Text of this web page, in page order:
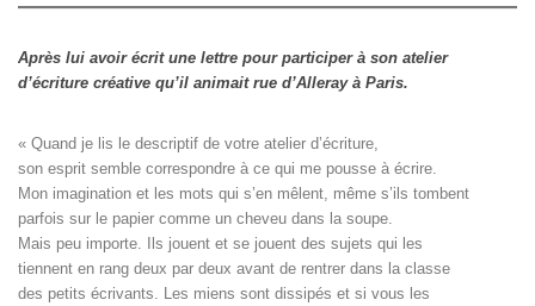
Après lui avoir écrit une lettre pour participer à son atelier
d’écriture créative qu’il animait rue d’Alleray à Paris.
« Quand je lis le descriptif de votre atelier d’écriture,
son esprit semble correspondre à ce qui me pousse à écrire.
Mon imagination et les mots qui s’en mêlent, même s’ils tombent
parfois sur le papier comme un cheveu dans la soupe.
Mais peu importe. Ils jouent et se jouent des sujets qui les
tiennent en rang deux par deux avant de rentrer dans la classe
des petits écrivants. Les miens sont dissipés et si vous les